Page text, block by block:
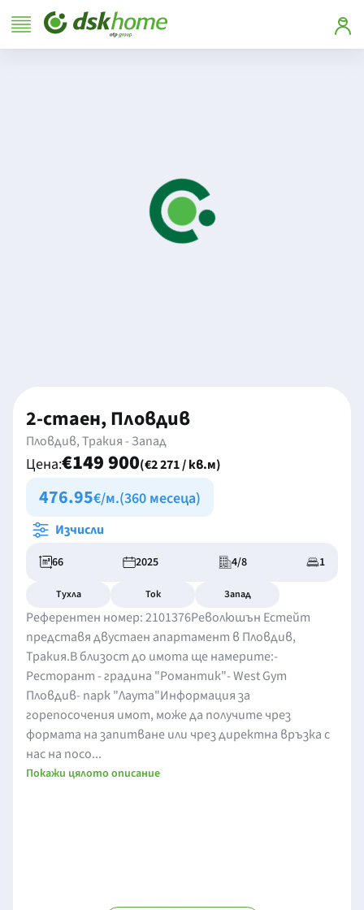
2-стаен, Пловдив
Пловдив, Тракия - Запад
Цена:€149 900(€2 271 / кв.м)
476.95€/м.(360 месеца)
Изчисли
66 2025 4/8 1
Тухла Ток Запад
Референтен номер: 2101376Революшън Естейт
представя двустаен апартамент в Пловдив,
Тракия.В близост до имота ще намерите:-
Ресторант - градина "Романтик"- West Gym
Пловдив- парк "Лаута"Информация за
горепосочения имот, може да получите чрез
формата на запитване или чрез директна връзка с
нас на посо...
Покажи цялото описание